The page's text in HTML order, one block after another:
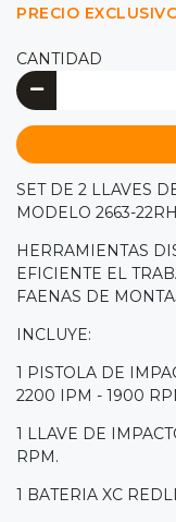
PRECIO
CANTIDAD
SET DE 2 LLAVES
MODELO 2663-
HERRAMIENTAS
EFICIENTE EL
FAENAS DE
INCLUYE:
1 PISTOLA DE
2200 IPM - 1900
1 LLAVE DE
RPM.
1 BATERIA XC